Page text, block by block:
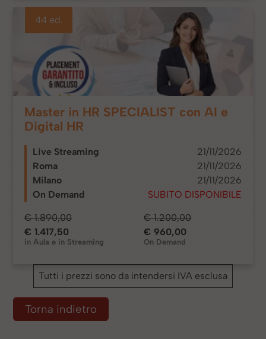
44 ed.
Master in HR SPECIALIST con AI e
Digital HR
Live Streaming
21/11/2026
Roma
21/11/2026
Milano
21/11/2026
On Demand
SUBITO DISPONIBILE
€ 1.890,00
€ 1.417,50
in Aula e in Streaming
€ 1.200,00
€ 960,00
On Demand
Tutti i prezzi sono da intendersi IVA esclusa
Torna indietro